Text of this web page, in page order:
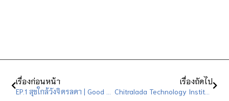
เรื่องก่อนหน้า เรื่องถัดไป
Chitralada Technology Institute at present (English)